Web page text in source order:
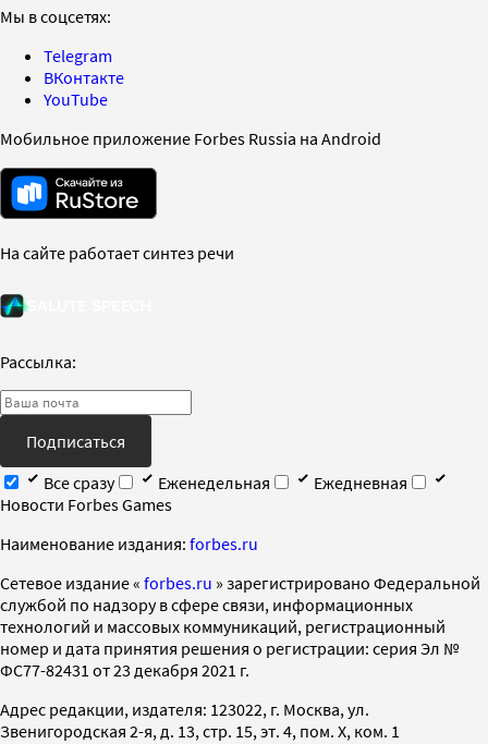
Мы в соцсетях:
Telegram
ВКонтакте
YouTube
Мобильное приложение Forbes Russia на Android
На сайте работает синтез речи
Рассылка:
Подписаться
Все сразу
Еженедельная
Ежедневная
Новости Forbes Games
Наименование издания: forbes.ru
Cетевое издание « forbes.ru » зарегистрировано Федеральной
службой по надзору в сфере связи, информационных
технологий и массовых коммуникаций, регистрационный
номер и дата принятия решения о регистрации: серия Эл №
ФС77-82431 от 23 декабря 2021 г.
Адрес редакции, издателя: 123022, г. Москва, ул.
Звенигородская 2-я, д. 13, стр. 15, эт. 4, пом. X, ком. 1